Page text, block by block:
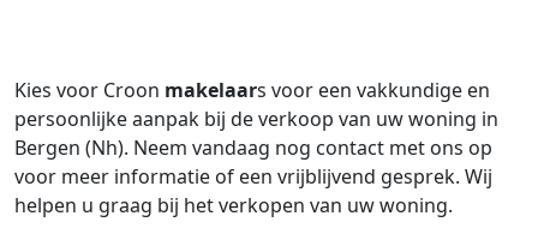
Kies voor Croon makelaars voor een vakkundige en
persoonlijke aanpak bij de verkoop van uw woning in
Bergen (Nh). Neem vandaag nog contact met ons op
voor meer informatie of een vrijblijvend gesprek. Wij
helpen u graag bij het verkopen van uw woning.